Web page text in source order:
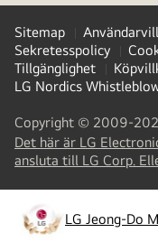
Sitemap
Sekretesspolicy
Tillgänglighet
LG Nordics
Copyright © 2009-
Det här är LG
ansluta till LG Corp.
LG Jeong-Do
opens